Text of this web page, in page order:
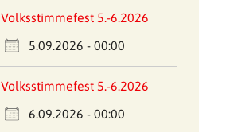
Volksstimmefest 5.-6.2026
5.09.2026 - 00:00
Volksstimmefest 5.-6.2026
6.09.2026 - 00:00